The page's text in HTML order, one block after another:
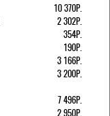
10 370Р.
2 302Р.
354Р.
190Р.
3 166Р.
3 200Р.
7 496Р.
2 950Р.